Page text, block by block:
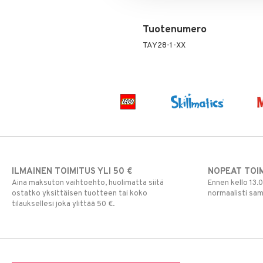
Tuotenumero
TAY28-1-XX
ILMAINEN TOIMITUS YLI 50 €
Aina maksuton vaihtoehto, huolimatta siitä
ostatko yksittäisen tuotteen tai koko
tilauksellesi joka ylittää 50 €.
NOPEAT
Ennen kello
normaalisti